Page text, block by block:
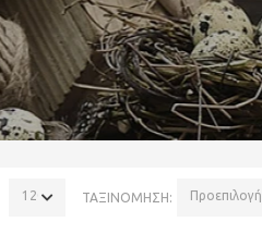
120 ΤΑΞΙΝΟΜΗΣΗ: Προεπιλογή